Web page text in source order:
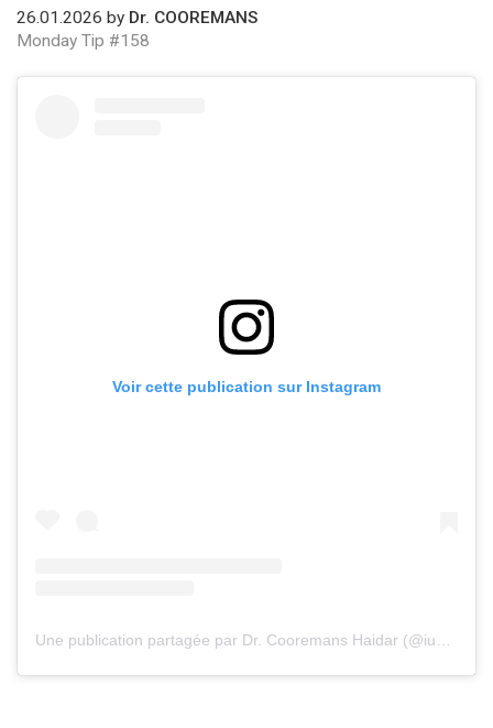
26.01.2026 by Dr. COOREMANS
Monday Tip #158
Voir cette publication sur Instagram
Une publication partagée par Dr. Cooremans Haidar (@iuventu.clinic)